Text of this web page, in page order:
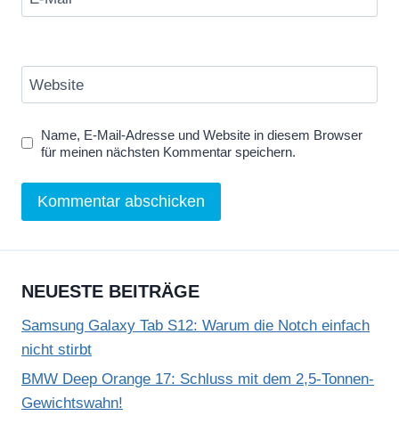
Website
Name, E-Mail-Adresse und Website in diesem Browser
für meinen nächsten Kommentar speichern.
NEUESTE BEITRÄGE
Samsung Galaxy Tab S12: Warum die Notch einfach
nicht stirbt
BMW Deep Orange 17: Schluss mit dem 2,5-Tonnen-
Gewichtswahn!